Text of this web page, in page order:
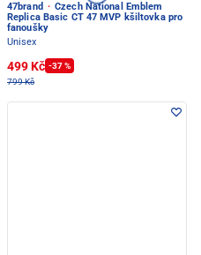
47brand · Czech National Emblem
Replica Basic CT 47 MVP kšiltovka pro
fanoušky
Unisex
499 Kč -37 %
799 Kč